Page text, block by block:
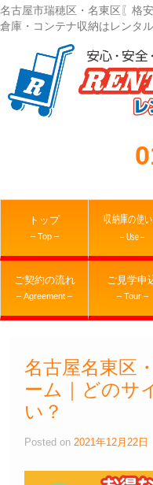
名古屋市瑞穂区・名東区〖格
倉庫・コンテナ収納はレンタ
トップ
– Top –
収納庫の使
– Use –
ご契約の流れ
– Agreement –
ご見学申
– Tour –
名古屋名東区
ーム｜どのサ
い？
Posted on 2021年12月22日